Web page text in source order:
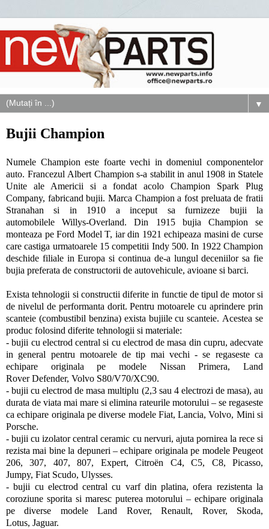
▼
Bujii Champion
Numele Champion este foarte vechi in domeniul componentelor
auto. Francezul Albert Champion s-a stabilit in anul 1908 in Statele
Unite ale Americii si a fondat acolo Champion Spark Plug
Company, fabricand bujii. Marca Champion a fost preluata de fratii
Stranahan si in 1910 a inceput sa furnizeze bujii la
automobilele Willys-Overland. Din 1915 bujia Champion se
monteaza pe Ford Model T, iar din 1921 echipeaza masini de curse
care castiga urmatoarele 15 competitii Indy 500. In 1922 Champion
deschide filiale in Europa si continua de-a lungul deceniilor sa fie
bujia preferata de constructorii de autovehicule, avioane si barci.
Exista tehnologii si constructii diferite in functie de tipul de motor si
de nivelul de performanta dorit. Pentru motoarele cu aprindere prin
scanteie (combustibil benzina) exista bujiile cu scanteie. Acestea se
produc folosind diferite tehnologii si materiale:
- bujii cu electrod central si cu electrod de masa din cupru, adecvate
in general pentru motoarele de tip mai vechi - se regaseste ca
echipare originala pe modele Nissan Primera, Land
Rover Defender, Volvo S80/V70/XC90.
- bujii cu electrod de masa multiplu (2,3 sau 4 electrozi de masa), au
durata de viata mai mare si elimina rateurile motorului – se regaseste
ca echipare originala pe diverse modele Fiat, Lancia, Volvo, Mini si
Porsche.
- bujii cu izolator central ceramic cu nervuri, ajuta pornirea la rece si
rezista mai bine la depuneri – echipare originala pe modele Peugeot
206, 307, 407, 807, Expert, Citroën C4, C5, C8, Picasso,
Jumpy, Fiat Scudo, Ulysses.
- bujii cu electrod central cu varf din platina, ofera rezistenta la
coroziune sporita si maresc puterea motorului – echipare originala
pe diverse modele Land Rover, Renault, Rover, Skoda,
Lotus, Jaguar.